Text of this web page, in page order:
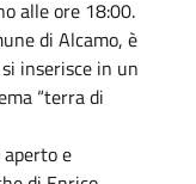
alle ore 18:00.
di Alcamo, è
inserisce in un
“terra di
e